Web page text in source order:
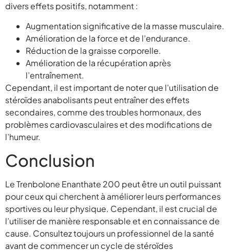
divers effets positifs, notamment :
Augmentation significative de la masse musculaire.
Amélioration de la force et de l’endurance.
Réduction de la graisse corporelle.
Amélioration de la récupération après
l’entraînement.
Cependant, il est important de noter que l’utilisation de
stéroïdes anabolisants peut entraîner des effets
secondaires, comme des troubles hormonaux, des
problèmes cardiovasculaires et des modifications de
l’humeur.
Conclusion
Le Trenbolone Enanthate 200 peut être un outil puissant
pour ceux qui cherchent à améliorer leurs performances
sportives ou leur physique. Cependant, il est crucial de
l’utiliser de manière responsable et en connaissance de
cause. Consultez toujours un professionnel de la santé
avant de commencer un cycle de stéroïdes